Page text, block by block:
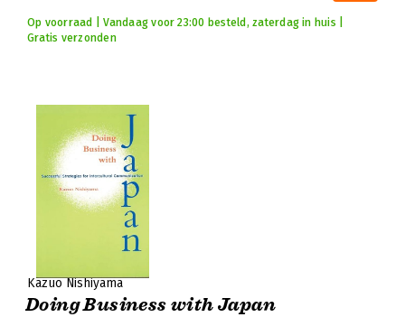
Op voorraad | Vandaag voor 23:00 besteld, zaterdag in huis |
Gratis verzonden
Kazuo Nishiyama
Doing Business with Japan